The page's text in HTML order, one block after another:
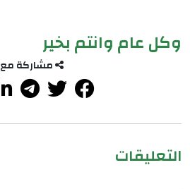
وكل عام وانتم بخير
مشاركة مع
التعليقات